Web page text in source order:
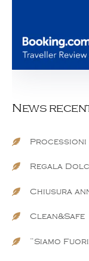
News
Processioni
Regala
Chiusura
Clean&Safe
“Siamo